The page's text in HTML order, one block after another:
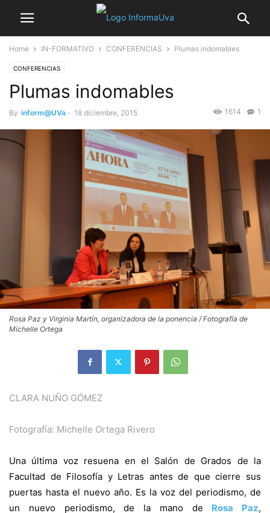
Home IN-FORMATIVO CONFERENCIAS Plumas indomables
CONFERENCIAS
Plumas indomables
By inform@UVa - 18 diciembre, 2015 1
1614
Rosa Paz y Virginia Martín, organizadora de la ponencia / Fotografía de
Michelle Ortega
CLARA NUÑO GÓMEZ
Fotografía: Michelle Ortega Rivero
Una última voz resuena en el Salón de Grados de la
Facultad de Filosofía y Letras antes de que cierre sus
puertas hasta el nuevo año. Es la voz del periodismo, de
un nuevo periodismo, de la mano de Rosa Paz,